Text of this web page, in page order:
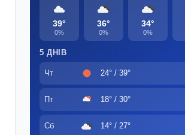
39°
0%
36°
0%
34°
0%
5 ДНІВ
Чт 24° / 39°
Пт 18° / 30°
Сб 14° / 27°